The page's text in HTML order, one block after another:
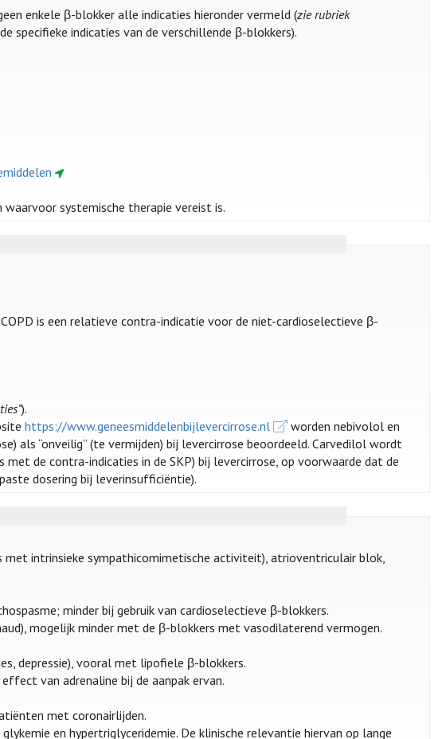
enkele β-blokker alle indicaties hieronder vermeld (zie rubriek
specifieke indicaties van de verschillende β-blokkers).
systemische therapie vereist is.
is een relatieve contra-indicatie voor de niet-cardioselectieve β-
).
https://www.geneesmiddelenbijlevercirrose.nl
worden nebivolol en
als “onveilig” (te vermijden) bij levercirrose beoordeeld. Carvedilol wordt
met de contra-indicaties in de SKP) bij levercirrose, op voorwaarde dat de
dosering bij leverinsufficiëntie).
met intrinsieke sympathicomimetische activiteit), atrioventriculair blok,
minder bij gebruik van cardioselectieve β-blokkers.
mogelijk minder met de β-blokkers met vasodilaterend vermogen.
depressie), vooral met lipofiele β-blokkers.
van adrenaline bij de aanpak ervan.
met coronairlijden.
en hypertriglyceridemie. De klinische relevantie hiervan op lange